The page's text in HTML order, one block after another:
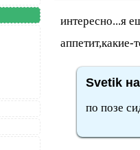
интересно...я
аппетит,какие-
Svetik
по позе